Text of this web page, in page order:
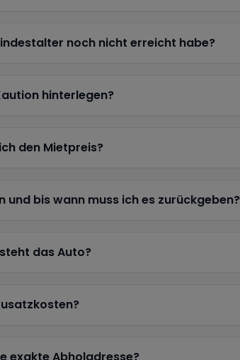
noch nicht erreicht habe?
hinterlegen?
den Mietpreis?
und bis wann muss ich es zurückgeben?
das Auto?
exakte Abholadresse?